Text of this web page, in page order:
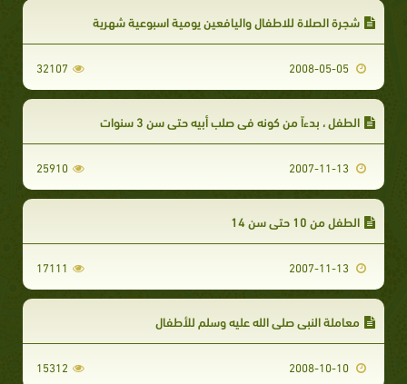
شجرة الصلاة للاطفال واليافعين يومية اسبوعية شهرية
32107
الطفل ، بدءاً من كونه في صلب أبيه حتى سن 3 سنوات
25910
الطفل من 10 حتى سن 14
17111
معاملة النبي صلى الله عليه وسلم للأطفال
15312